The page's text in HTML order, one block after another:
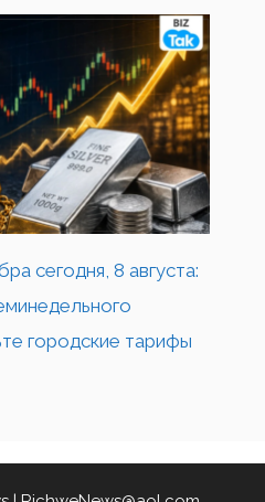
сегодня, 8 августа:
городские тарифы